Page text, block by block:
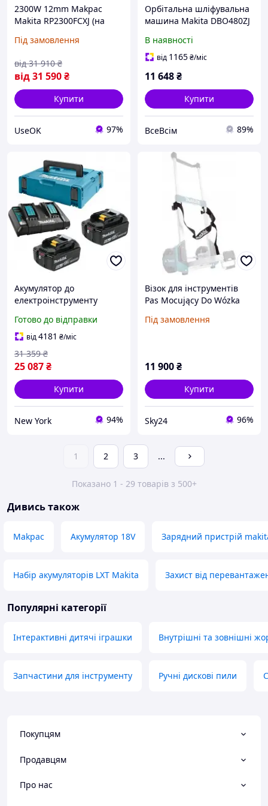
2300W 12mm Makpac
Makita RP2300FCXJ (на
Під замовлення
від31 590₴
від 31 910 ₴
Купити
UseOK 97%
Орбітальна шліфувальна
машина Makita DBO480ZJ
(тільки продукт) від
Makpac
В наявності
від 1165₴/міс
11 648₴
Купити
ВсеВсім 89%
Акумулятор до
електроінструменту
BL1860Bx2, DC18RD,
Makpac3 198077-8
newyork
Готово до відправки
від4181 ₴/міс
25 087₴
31 359 ₴
Купити
New York 94%
Візок для інструментів
Pas Mocujący Do Wózka
Під замовлення
11 900₴
Купити
Sky24 96%
1 2 3 ...
Показано 1 - 29 товарів з 500+
Дивись також
Makpac Акумулятор 18V Зарядний пристрій
Набір акумуляторів LXT Makita Захист від
Популярні категорії
Інтерактивні дитячі іграшки Внутрішні та зовнішні
Запчастини для інструменту Ручні дискові пили
Покупцям
Продавцям
Про нас